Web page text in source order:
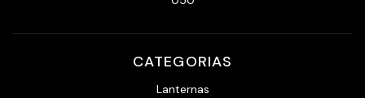
CATEGORIAS
Lanternas